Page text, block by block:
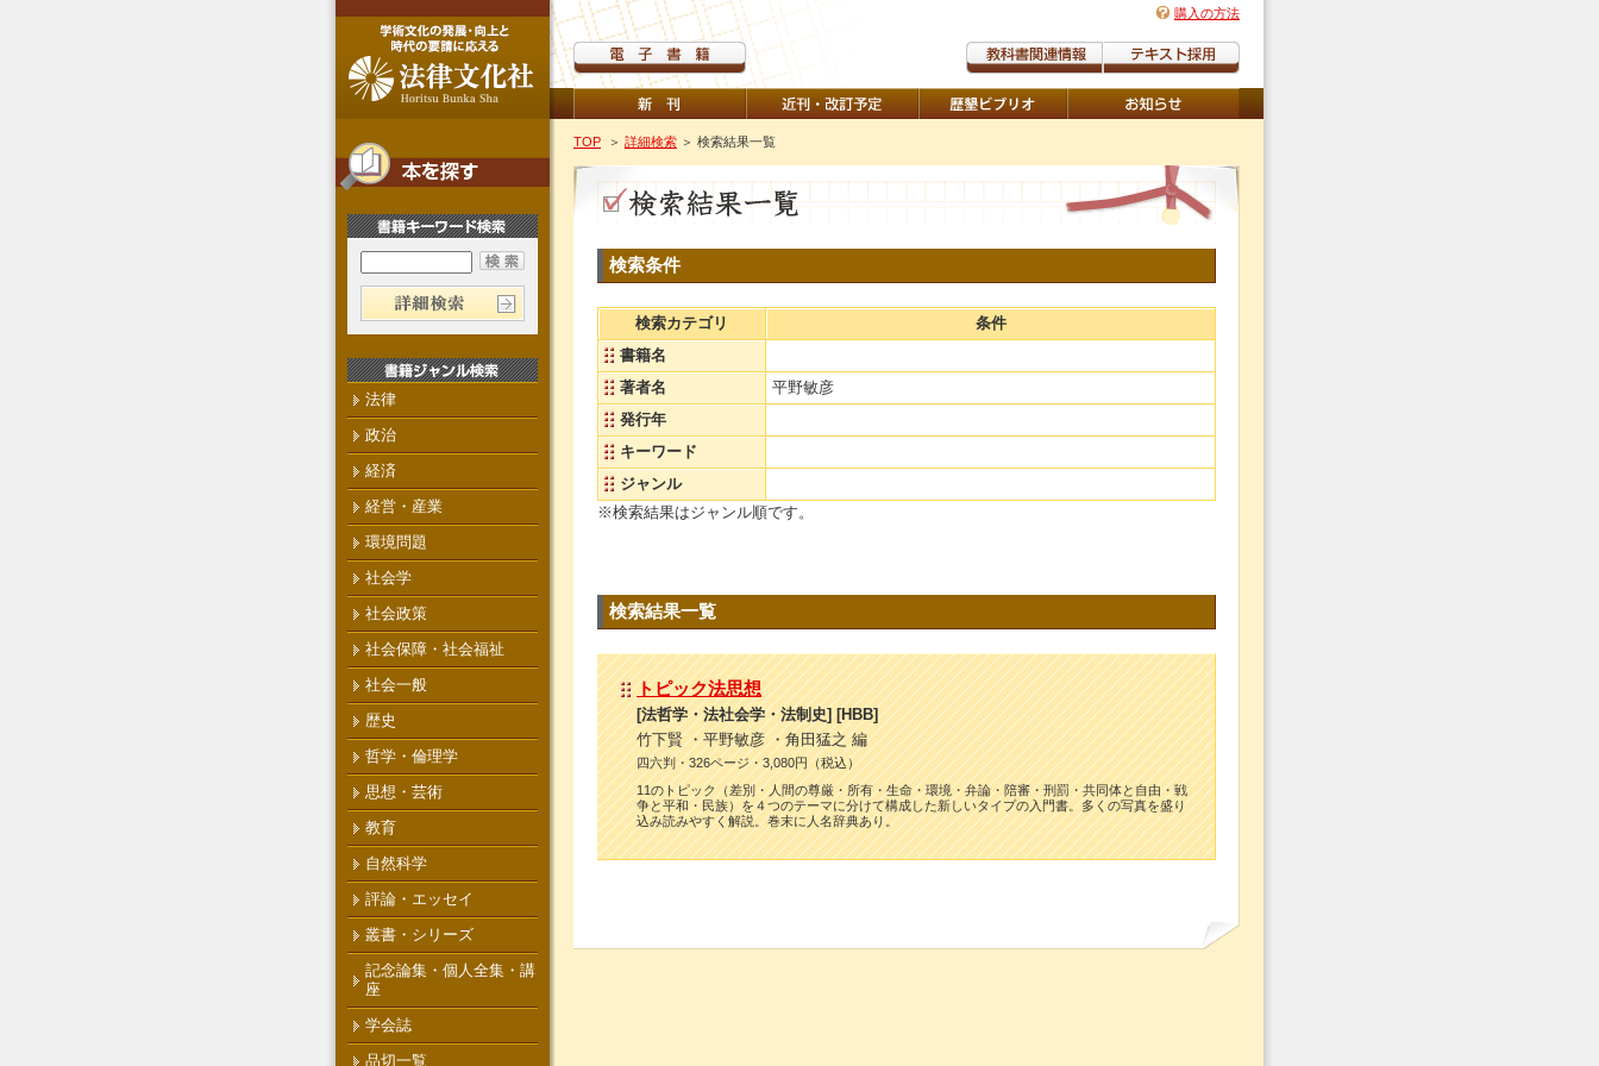
購入の方法
TOP ＞ 詳細検索 ＞ 検索結果一覧
検索条件
検索カテゴリ
条件
書籍名
著者名
平野敏彦
発行年
キーワード
ジャンル
※検索結果はジャンル順です。
検索結果一覧
トピック法思想
[法哲学・法社会学・法制史] [HBB]
竹下賢 ・平野敏彦 ・角田猛之 編
四六判・326ページ・3,080円（税込）
11のトピック（差別・人間の尊厳・所有・生命・環境・弁論・陪審・刑罰・共同体と自由・戦
争と平和・民族）を４つのテーマに分けて構成した新しいタイプの入門書。多くの写真を盛り
込み読みやすく解説。巻末に人名辞典あり。
法律
政治
経済
経営・産業
環境問題
社会学
社会政策
社会保障・社会福祉
社会一般
歴史
哲学・倫理学
思想・芸術
教育
自然科学
評論・エッセイ
叢書・シリーズ
記念論集・個人全集・講
座
学会誌
品切一覧